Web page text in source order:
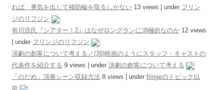
れば、勇気を出して補助輪を取るしかない 13 views under フリン
ジのリフジン
有川浩氏『シアター！2』はなぜロングランに消極的なのか 12 views
under フリンジのリフジン
演劇の創客について考える／(39)映画のようにスタッフ・キャストの
代表作を紹介する 9 views under 演劇の創客について考える
「のだめ」演奏シーン収録方法 8 views under fringeのトピック以
前